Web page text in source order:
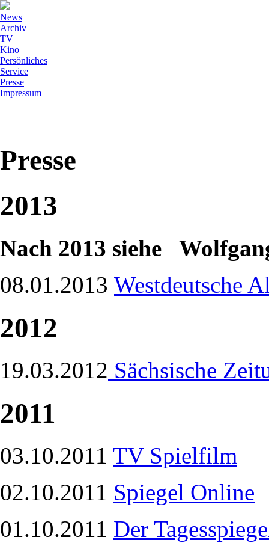
News
Archiv
TV
Kino
Persönliches
Service
Presse
Impressum
Presse
2013
Nach 2013 siehe
08.01.2013 Westdeutsche
2012
19.03.2012 Sächsische
2011
03.10.2011 TV Spielfilm
02.10.2011 Spiegel Online
01.10.2011 Der